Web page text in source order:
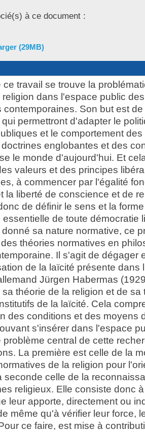
à ce document :
(29MB)
ce travail se trouve la
religion dans l'espace public
contemporaines. Son but est
permettront d'adapter le
et le comportement
englobantes et des
le monde d'aujourd'hui. Et
valeurs et des principes
à commencer par l'égalité
la liberté de conscience et de
de définir le sens et la
de toute démocratie
donné sa nature normative, ce
théories normatives en
Il s'agit de dégager
de la laïcité présente
Jürgen Habermas
théorie de la religion et de sa
de la laïcité. Cela
des conditions et des moyens
s'insérer dans l'espace
problème central de cette
La première est celle de la
de la religion pour
seconde celle de la
religieux. Elle consiste donc
leur apporte, directement ou
même qu'à vérifier leur force,
ce faire, est mise à